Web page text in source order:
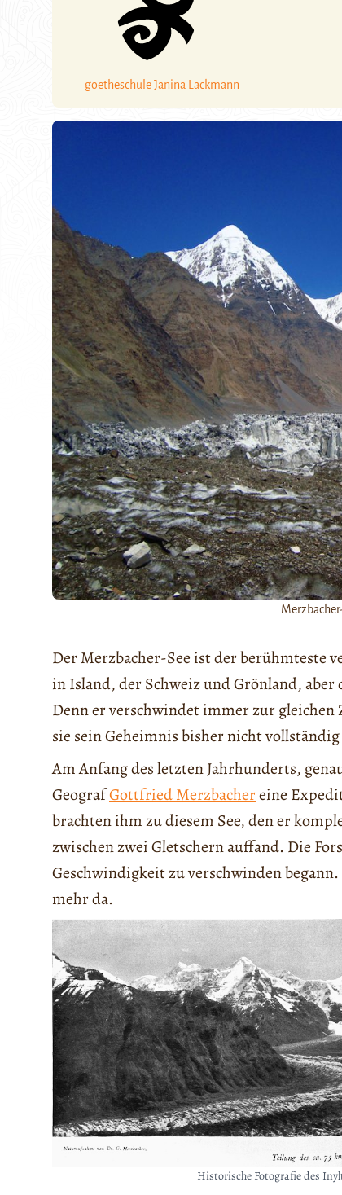
goetheschuleJanina Lackmann
Der Merzbacher-See ist der berühmteste
in Island, der Schweiz und Grönland,
Denn er verschwindet immer zur gleichen
sie sein Geheimnis bisher nicht
Am Anfang des letzten Jahrhunderts,
GeografGottfried Merzbachereine
brachten ihm zu diesem See, den er
zwischen zwei Gletschern auffand. Die
Geschwindigkeit zu verschwinden
mehr da.
Historische Fotografie des